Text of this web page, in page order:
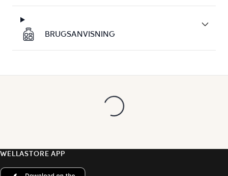
BRUGSANVISNING
WELLASTORE APP